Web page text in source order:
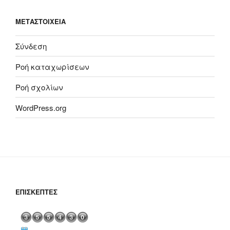
ΜΕΤΑΣΤΟΙΧΕΊΑ
Σύνδεση
Ροή καταχωρίσεων
Ροή σχολίων
WordPress.org
ΕΠΙΣΚΈΠΤΕΣ